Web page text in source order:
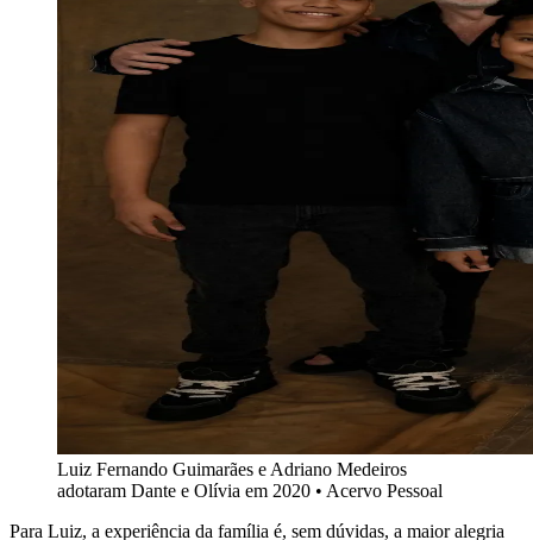
Luiz Fernando Guimarães e Adriano Medeiros
adotaram Dante e Olívia em 2020 • Acervo Pessoal
Para Luiz, a experiência da família é, sem dúvidas, a maior alegria